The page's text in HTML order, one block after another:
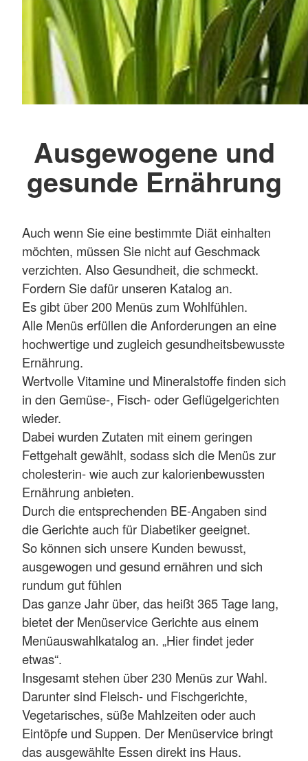
Ausgewogene und
gesunde Ernährung
Auch wenn Sie eine bestimmte Diät einhalten
möchten, müssen Sie nicht auf Geschmack
verzichten. Also Gesundheit, die schmeckt.
Fordern Sie dafür unseren Katalog an.
Es gibt über 200 Menüs zum Wohlfühlen.
Alle Menüs erfüllen die Anforderungen an eine
hochwertige und zugleich gesundheitsbewusste
Ernährung.
Wertvolle Vitamine und Mineralstoffe finden sich
in den Gemüse-, Fisch- oder Geflügelgerichten
wieder.
Dabei wurden Zutaten mit einem geringen
Fettgehalt gewählt, sodass sich die Menüs zur
cholesterin- wie auch zur kalorienbewussten
Ernährung anbieten.
Durch die entsprechenden BE-Angaben sind
die Gerichte auch für Diabetiker geeignet.
So können sich unsere Kunden bewusst,
ausgewogen und gesund ernähren und sich
rundum gut fühlen
Das ganze Jahr über, das heißt 365 Tage lang,
bietet der Menüservice Gerichte aus einem
Menüauswahlkatalog an. „Hier findet jeder
etwas“.
Insgesamt stehen über 230 Menüs zur Wahl.
Darunter sind Fleisch- und Fischgerichte,
Vegetarisches, süße Mahlzeiten oder auch
Eintöpfe und Suppen. Der Menüservice bringt
das ausgewählte Essen direkt ins Haus.